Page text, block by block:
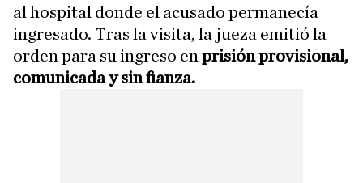
al hospital donde el acusado permanecía
ingresado. Tras la visita, la jueza emitió la
orden para su ingreso en prisión provisional,
comunicada y sin fianza.